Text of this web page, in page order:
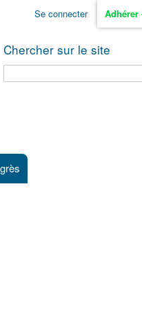
Se connecter Adhérer
Chercher sur le site